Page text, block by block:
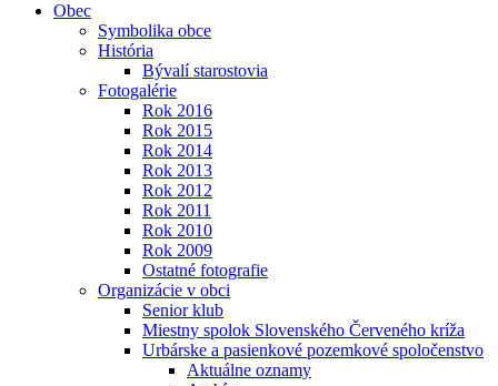
Obec
Symbolika obce
História
Bývalí starostovia
Fotogalérie
Rok 2016
Rok 2015
Rok 2014
Rok 2013
Rok 2012
Rok 2011
Rok 2010
Rok 2009
Ostatné fotografie
Organizácie v obci
Senior klub
Miestny spolok Slovenského Červeného kríža
Urbárske a pasienkové pozemkové spoločenstvo
Aktuálne oznamy